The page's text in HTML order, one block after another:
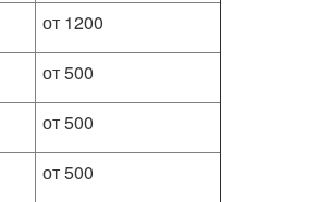
от 1200
от 500
от 500
от 500